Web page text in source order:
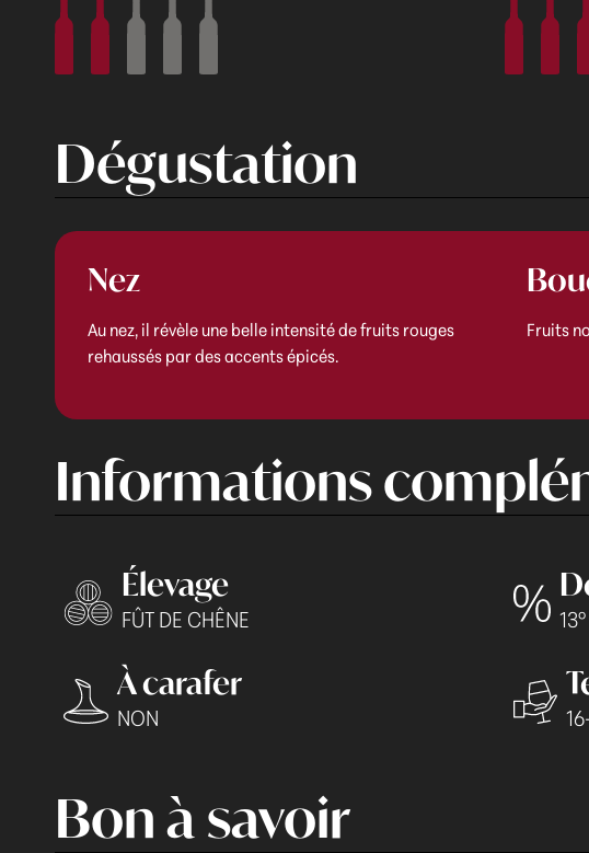
Dégustation
Nez
Au nez, il révèle une belle intensité de fruits rouges
rehaussés par des accents épicés.
Fruits
Informations
Élevage
FÛT DE CHÊNE
À carafer
NON
Bon à savoir